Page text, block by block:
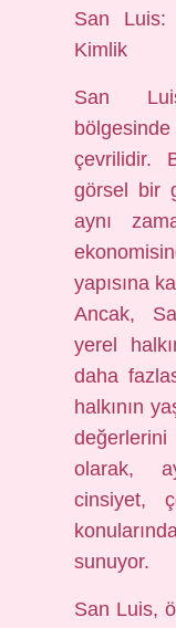
San Luis:
Kimlik
San
çevrilidir.
görsel bir
aynı
yapısına
Ancak,
yerel
daha
halkının
olarak,
cinsiyet,
sunuyor.
San Luis,